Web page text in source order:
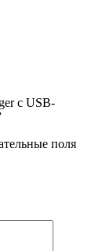
c USB-
поля